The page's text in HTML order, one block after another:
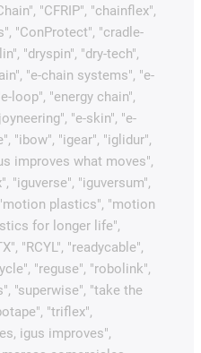
"CFRIP", "chainflex",
"ConProtect", "cradle-
"dryspin", "dry-tech",
"e-chain systems", "e-
loop", "energy chain",
"e-skin", "e-
"ibow", "igear", "iglidur",
improves what moves",
"iguverse", "iguversum",
plastics", "motion
for longer life",
"RCYL", "readycable",
"reguse", "robolink",
"superwise", "take the
"triflex",
igus improves",